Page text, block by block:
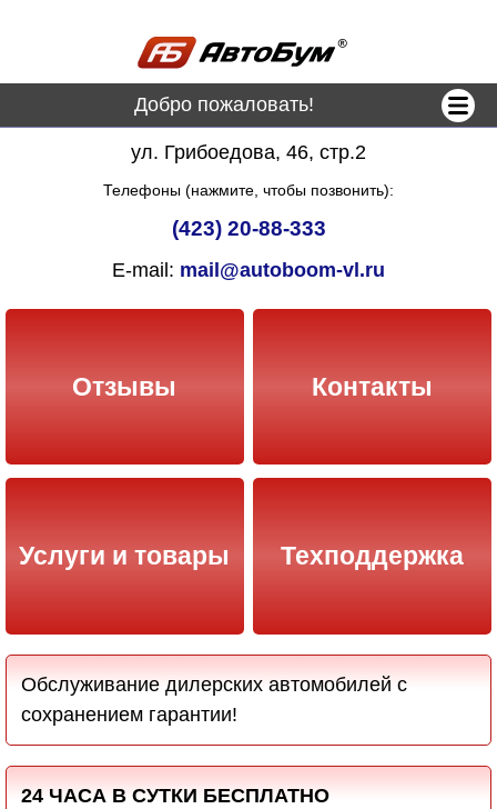
Добро пожаловать!
ул. Грибоедова, 46, стр.2
Телефоны (нажмите, чтобы позвонить):
(423) 20-88-333
E-mail: mail@autoboom-vl.ru
Отзывы Контакты
Услуги и товары Техподдержка
Обслуживание дилерских автомобилей с
сохранением гарантии!
24 ЧАСА В СУТКИ БЕСПЛАТНО